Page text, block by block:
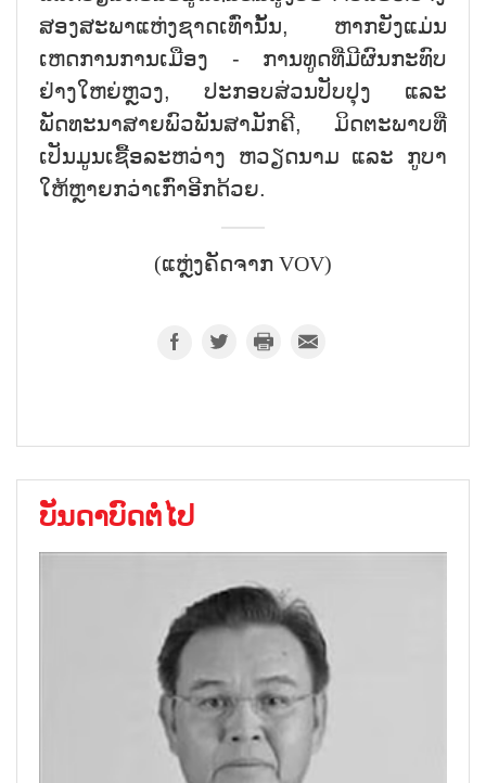
ສອງສະພາແຫ່ງຊາດເທົ່ານັ້ນ, ຫາກຍັງແມ່ນ
ເຫດການການເມືອງ - ການທູດທີ່ມີຜົນກະທົບ
ຢ່າງໃຫຍ່ຫຼວງ, ປະກອບສ່ວນປັບປຸງ ແລະ
ພັດທະນາສາຍພົວພັນສາມັກຄີ, ມິດຕະພາບທີ່
ເປັນມູນເຊື້ອລະຫວ່າງ ຫວຽດນາມ ແລະ ກູບາ
ໃຫ້ຫຼາຍກວ່າເກົ່າອີກດ້ວຍ.
(ແຫຼ່ງຄັດຈາກ VOV)
ບັນດາບົດຕໍ່ໄປ